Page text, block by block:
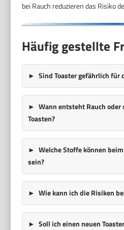
bei Rauch reduzieren das Risiko
Häufig gestellte
Sind Toaster gefährlich für
Wann entsteht Rauch oder
Toasten?
Welche Stoffe können
sein?
Wie kann ich die Risiken
Soll ich einen neuen